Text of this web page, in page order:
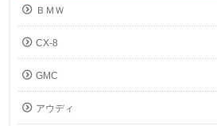
ＢＭＷ
CX-8
GMC
アウディ